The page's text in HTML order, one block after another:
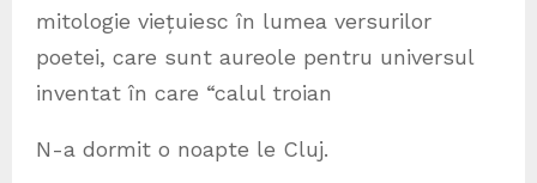
mitologie viețuiesc în lumea versurilor
poetei, care sunt aureole pentru universul
inventat în care “calul troian
N-a dormit o noapte le Cluj.